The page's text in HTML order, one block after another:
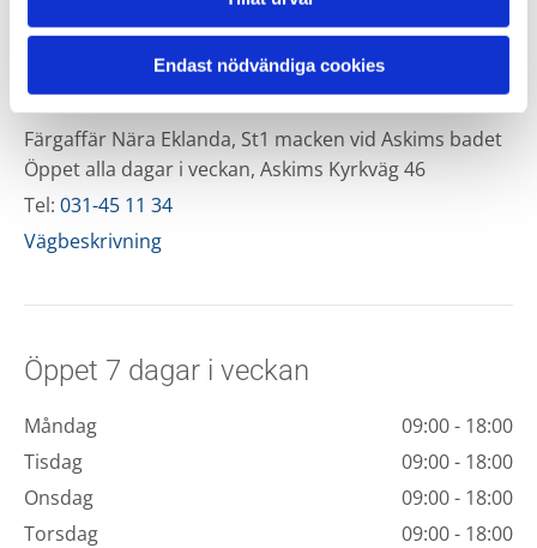
Endast nödvändiga cookies
Lasses Färg & Tapeter
Färgaffär Nära Eklanda, St1 macken vid Askims badet
Öppet alla dagar i veckan, Askims Kyrkväg 46
Tel: 031-45 11 34
Vägbeskrivning
Öppet 7 dagar i veckan
Måndag
09:00 - 18:00
Tisdag
09:00 - 18:00
Onsdag
09:00 - 18:00
Torsdag
09:00 - 18:00